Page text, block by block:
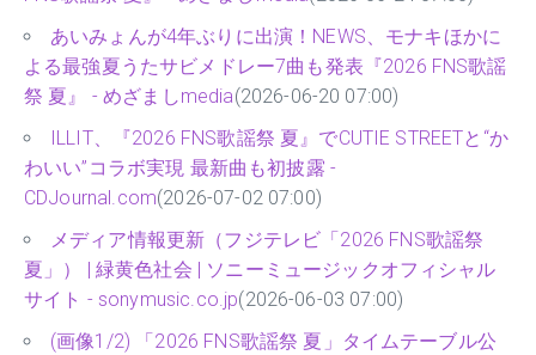
あいみょんが4年ぶりに出演！NEWS、モナキほかに
よる最強夏うたサビメドレー7曲も発表『2026 FNS歌謡
祭 夏』 - めざましmedia(2026-06-20 07:00)
ILLIT、『2026 FNS歌謡祭 夏』でCUTIE STREETと“か
わいい”コラボ実現 最新曲も初披露 -
CDJournal.com(2026-07-02 07:00)
メディア情報更新（フジテレビ「2026 FNS歌謡祭
夏」） | 緑黄色社会 | ソニーミュージックオフィシャル
サイト - sonymusic.co.jp(2026-06-03 07:00)
(画像1/2) 「2026 FNS歌謡祭 夏」タイムテーブル公